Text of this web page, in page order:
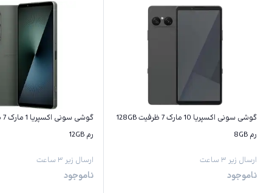
گوشی سونی اکسپریا 10 مارک 7 ظرفیت 128GB
رم 8GB
ارسال زیر ۳ ساعت
ناموجود
رم 12GB
ارسال زیر ۳ ساعت
ناموجود